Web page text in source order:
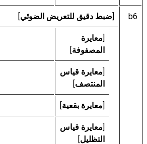
b6
[ضبط دقيق للتعريض الضوئي]
[معايرة
المصفوفة]
[معايرة قياس
المنتصف]
[معايرة بقعية]
[معايرة قياس
التظليل]